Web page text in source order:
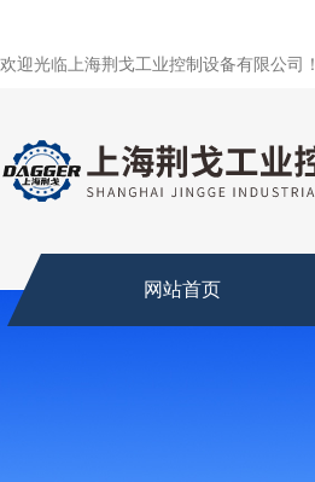
欢迎光临上海荆戈工业控制设备有限公司！
网站首页